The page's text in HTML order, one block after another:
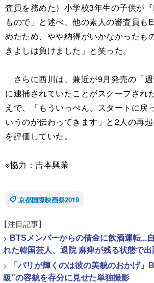
査員を務めた）小学校3年生の子供が
もので」と述べ、他の素人の審査員も
めたため、やや納得がいかなかったも
きよしは負けました」と笑った。
さらに西川は、兼近が9月発売の「
に逮捕されていたことがスクープされ
えで、「もういっぺん、スタートに戻
いうのが伝わってきます」と2人の再
を評価していた。
※協力：吉本興業
京都国際映画祭2019
【注目記事】
> BTSメンバーからの借金に飲酒運転...
れた韓国芸人、退院 麻痺が残る状態で出
>
「パリが輝くのは彼の美貌のおかげ」
級”の容貌を存分に見せた単独撮影